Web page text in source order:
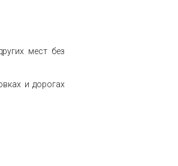
мест без
и дорогах